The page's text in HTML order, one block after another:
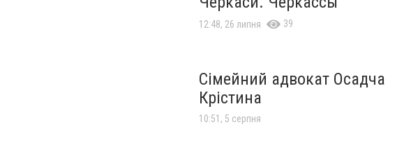
12:48, 26 липня 39
Сімейний адвокат Осадча
Крістина
10:51, 5 серпня